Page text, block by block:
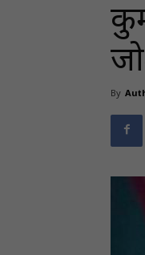
By